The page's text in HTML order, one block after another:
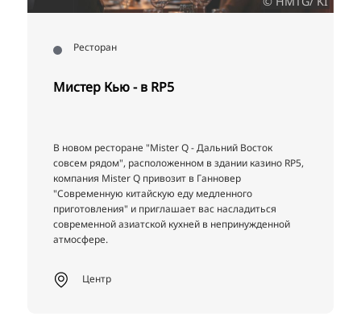
Ресторан
Мистер Кью - в RP5
В новом ресторане "Mister Q - Дальний Восток
совсем рядом", расположенном в здании казино RP5,
компания Mister Q привозит в Ганновер
"Современную китайскую еду медленного
приготовления" и приглашает вас насладиться
современной азиатской кухней в непринужденной
атмосфере.
Центр